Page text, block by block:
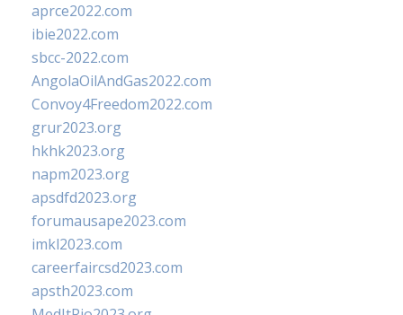
aprce2022.com
ibie2022.com
sbcc-2022.com
AngolaOilAndGas2022.com
Convoy4Freedom2022.com
grur2023.org
hkhk2023.org
napm2023.org
apsdfd2023.org
forumausape2023.com
imkl2023.com
careerfaircsd2023.com
apsth2023.com